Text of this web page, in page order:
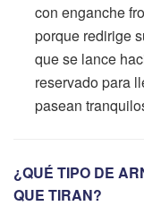
con enganche
porque redirige
que se lance
reservado para
pasean
¿QUÉ TIPO DE
QUE TIRAN?